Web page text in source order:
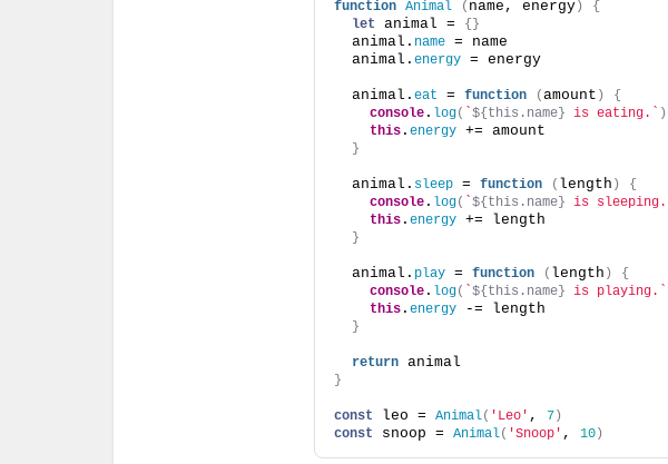
function Animal ( name, energy )
{
let
animal = { }
  animal.
name = name
  animal.
energy = energy
  animal.
eat = function (amount )
{
console . log( ${this.name} is eating.`
)
this . energy += amount
}
  animal.
sleep = function ( length )
{
console . log( ${this.name} is sleeping.`
this . energy += length
}
  animal.
play = function ( length )
{
console . log( ${this.name} is playing.`
this . energy -= length
}
return animal
}
const leo = Animal( 'Leo' , 7 )
const
snoop = Animal( 'Snoop' , 10 )